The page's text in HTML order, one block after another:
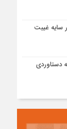
سایه غیبت
دستاوردی